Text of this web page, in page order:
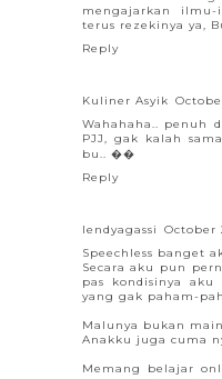
mengajarkan
terus rezekinya ya,
Reply
Kuliner Asyik
Wahahaha.. penuh
PJJ, gak kalah
bu.. ��
Reply
lendyagassi
October
Speechless banget
Secara aku pun
pas kondisinya aku
yang gak paham-
Malunya bukan
Anakku juga cuma
Memang belajar